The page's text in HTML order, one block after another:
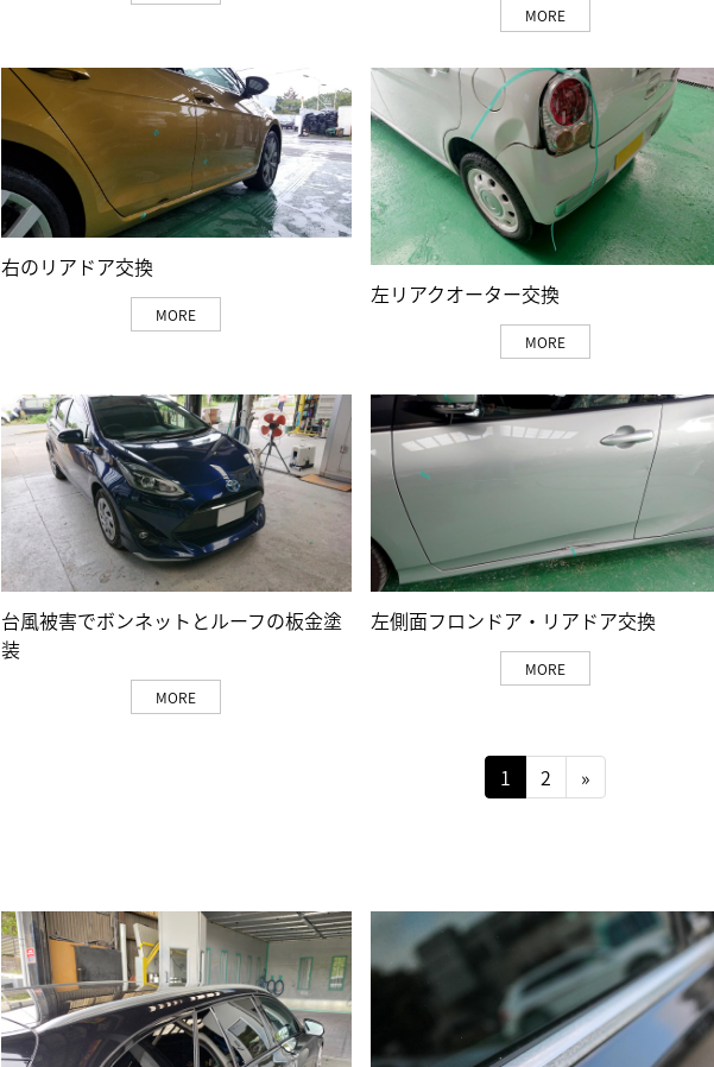
MORE
右のリアドア交換
MORE
左リアクオーター交換
MORE
台風被害でボンネットとルーフの板金塗
装
MORE
左側面フロンドア・リアドア交換
MORE
1 2 »